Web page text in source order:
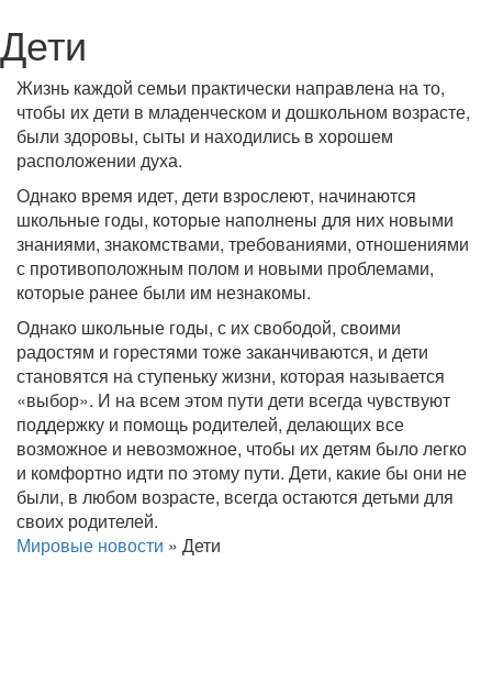
Дети
Жизнь каждой семьи практически направлена на то,
чтобы их дети в младенческом и дошкольном возрасте,
были здоровы, сыты и находились в хорошем
расположении духа.
Однако время идет, дети взрослеют, начинаются
школьные годы, которые наполнены для них новыми
знаниями, знакомствами, требованиями, отношениями
с противоположным полом и новыми проблемами,
которые ранее были им незнакомы.
Однако школьные годы, с их свободой, своими
радостям и горестями тоже заканчиваются, и дети
становятся на ступеньку жизни, которая называется
«выбор». И на всем этом пути дети всегда чувствуют
поддержку и помощь родителей, делающих все
возможное и невозможное, чтобы их детям было легко
и комфортно идти по этому пути. Дети, какие бы они не
были, в любом возрасте, всегда остаются детьми для
своих родителей.
Мировые новости » Дети